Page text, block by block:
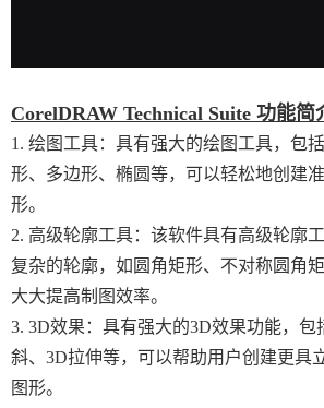
CorelDRAW Technical Suite 功能简
1. 绘图工具：具有强大的绘图工具，包
形、多边形、椭圆等，可以轻松地创建
形。
2. 高级轮廓工具：该软件具有高级轮廓
复杂的轮廓，如圆角矩形、不对称圆角
大大提高制图效率。
3. 3D效果：具有强大的3D效果功能，包
斜、3D拉伸等，可以帮助用户创建更具
图形。